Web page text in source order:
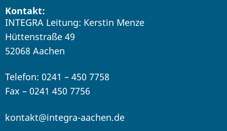
Kontakt:
INTEGRA Leitung: Kerstin Menze
Hüttenstraße 49
52068 Aachen
Telefon: 0241 – 450 7758
Fax – 0241 450 7756
kontakt@integra-aachen.de